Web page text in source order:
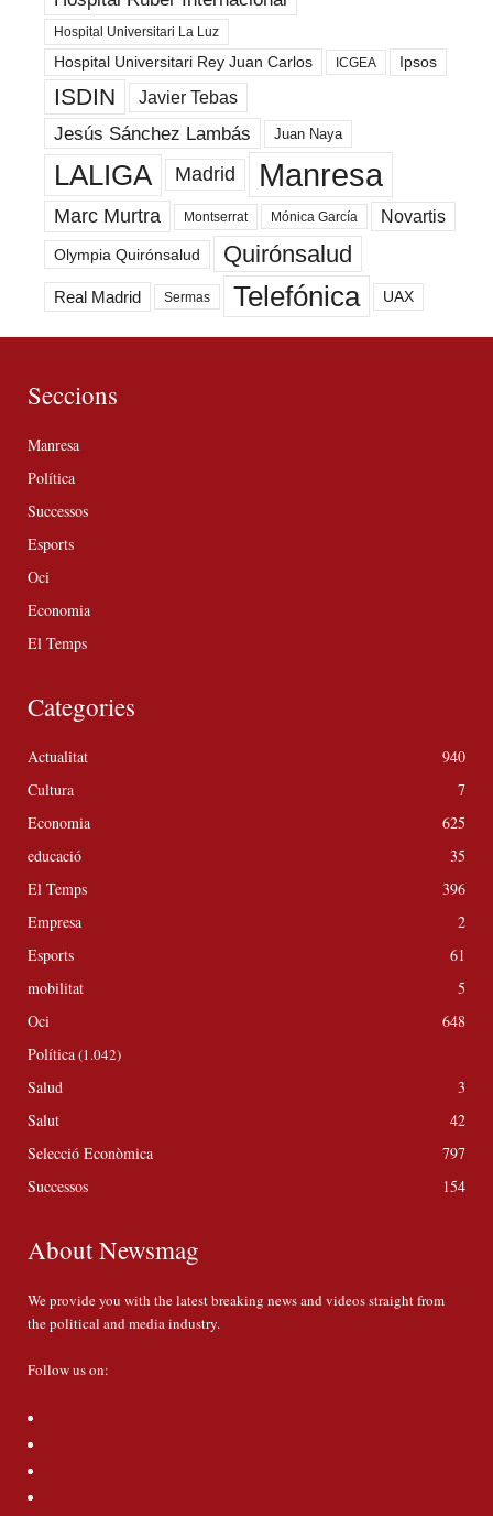
Hospital Universitari La Luz
Hospital Universitari Rey Juan Carlos ICGEA Ipsos
ISDIN Javier Tebas
Jesús Sánchez Lambás Juan Naya
LALIGA Madrid Manresa
Marc Murtra Montserrat Mónica García Novartis
Olympia Quirónsalud Quirónsalud
Real Madrid Sermas Telefónica UAX
Seccions
Manresa
Política
Successos
Esports
Oci
Economia
El Temps
Categories
Actualitat
940
Cultura
7
Economia
625
educació
35
El Temps
396
Empresa
2
Esports
61
mobilitat
5
Oci
648
Política(1.042)
Salud
3
Salut
42
Selecció Econòmica
797
Successos
154
About Newsmag
We provide you with the latest breaking news and videos straight from
the political and media industry.
Follow us on: